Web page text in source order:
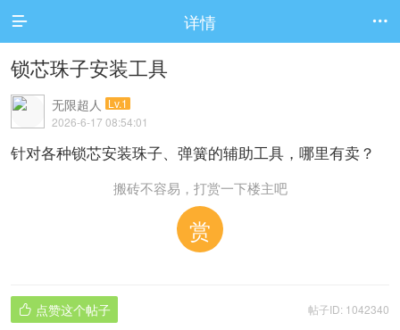
 详情 
锁芯珠子安装工具
无限超人 Lv.1
2026-6-17 08:54:01
针对各种锁芯安装珠子、弹簧的辅助工具，哪里有卖？
搬砖不容易，打赏一下楼主吧
赏
帖子ID: 1042340
 点赞这个帖子